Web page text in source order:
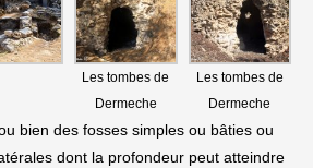
Les tombes de
Dermeche
Les tombes de
Dermeche
bien des fosses simples ou bâties ou
dont la profondeur peut atteindre